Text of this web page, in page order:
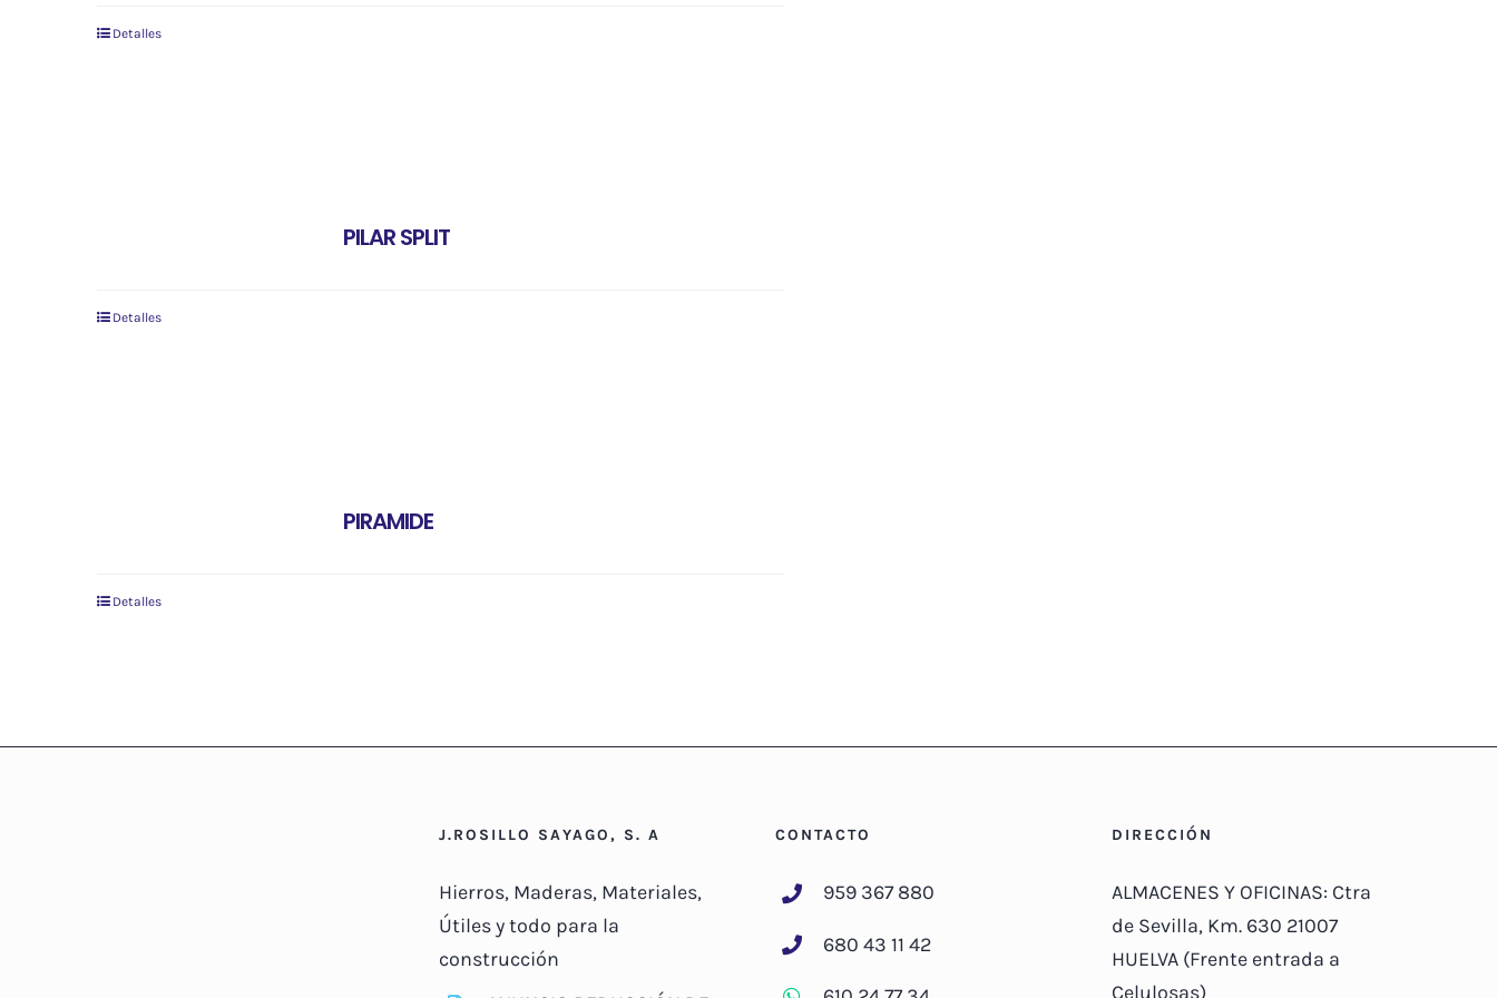
Detalles
PILAR SPLIT
Detalles
PIRAMIDE
Detalles
J.ROSILLO SAYAGO, S. A
Hierros, Maderas, Materiales,
Útiles y todo para la
construcción
CONTACTO
959 367 880
680 43 11 42
DIRECCIÓN
ALMACENES Y OFICINAS: Ctra
de Sevilla, Km. 630 21007
HUELVA (Frente entrada a
Celulosas)